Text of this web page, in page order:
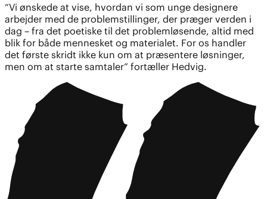
“Vi ønskede at vise, hvordan vi som unge designere
arbejder med de problemstillinger, der præger verden i
dag – fra det poetiske til det problemløsende, altid med
blik for både mennesket og materialet. For os handler
det første skridt ikke kun om at præsentere løsninger,
men om at starte samtaler” fortæller Hedvig.